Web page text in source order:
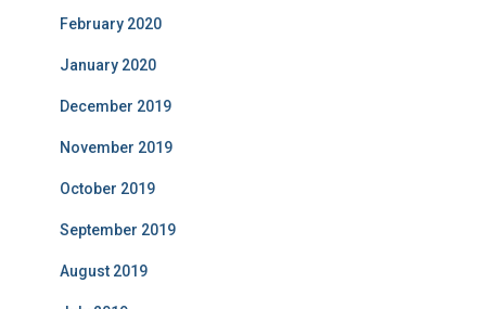
February 2020
January 2020
December 2019
November 2019
October 2019
September 2019
August 2019